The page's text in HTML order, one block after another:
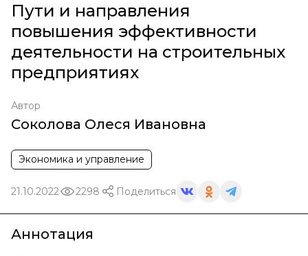
Пути и направления
повышения эффективности
деятельности на строительных
предприятиях
Автор
Соколова Олеся Ивановна
Экономика и управление
21.10.2022 2298 Поделиться
Аннотация